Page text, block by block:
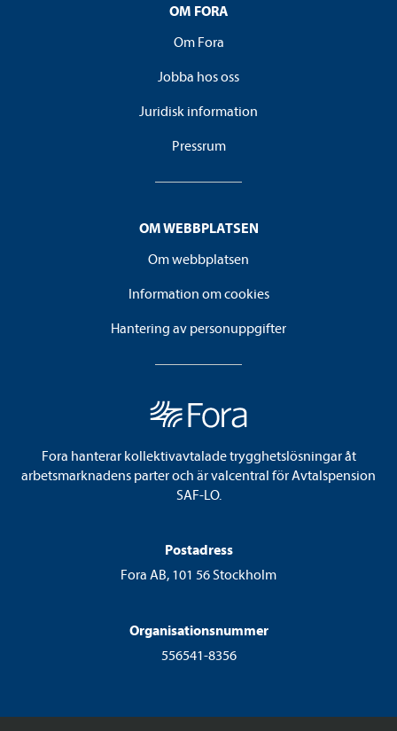
OM FORA
Om Fora
Jobba hos oss
Juridisk information
Pressrum
OM WEBBPLATSEN
Om webbplatsen
Information om cookies
Hantering av personuppgifter
Fora hanterar kollektivavtalade trygghetslösningar åt
arbetsmarknadens parter och är valcentral för Avtalspension
SAF-LO.
Postadress
Fora AB, 101 56 Stockholm
Organisationsnummer
556541-8356